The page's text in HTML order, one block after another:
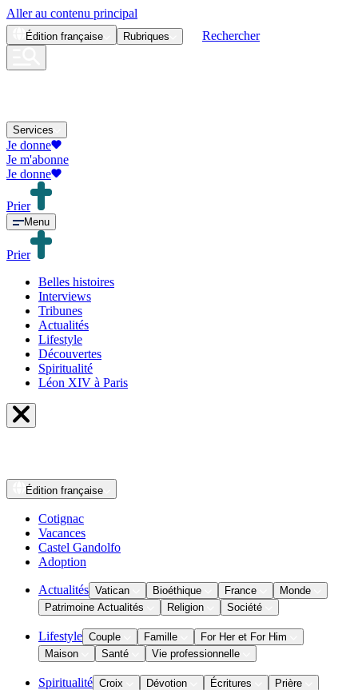
Aller au contenu principal
Édition française Rubriques Rechercher
Services
Je donne
Je m'abonne
Je donne
Prier
Menu
Prier
Belles histoires
Interviews
Tribunes
Actualités
Lifestyle
Découvertes
Spiritualité
Léon XIV à Paris
Édition française
Cotignac
Vacances
Castel Gandolfo
Adoption
Actualités Vatican Bioéthique France
Monde
Patrimoine Actualités
Religion Société
Lifestyle Couple Famille
For Her et For Him
Maison
Santé Vie professionnelle
Spiritualité Croix Dévotion Écritures
Prière